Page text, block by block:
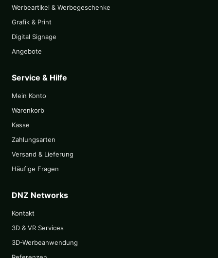
Werbeartikel & Werbegeschenke
Grafik & Print
Digital Signage
Angebote
Service & Hilfe
Mein Konto
Warenkorb
Kasse
Zahlungsarten
Versand & Lieferung
Häufige Fragen
DNZ Networks
Kontakt
3D & VR Services
3D-Werbeanwendung